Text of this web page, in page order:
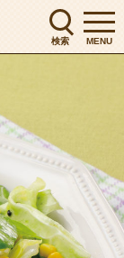
検索 MENU